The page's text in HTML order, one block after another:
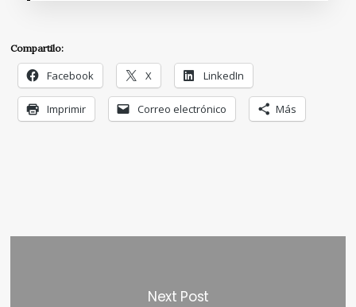
Compartilo:
Facebook X LinkedIn
Imprimir Correo electrónico Más
Next Post